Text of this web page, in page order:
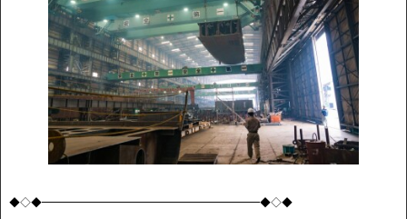
◆◇◆━━━━━━━━━━━━━━━━━━━━◆◇◆